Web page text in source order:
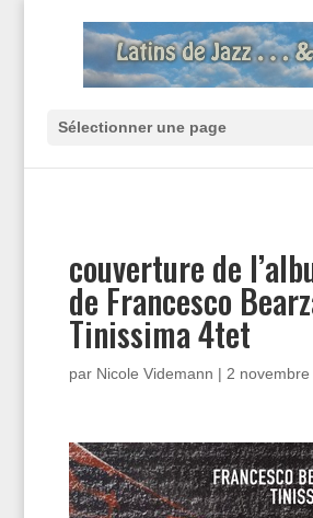
Sélectionner une page
couverture de
de Francesco
Tinissima 4tet
par Nicole Videmann | 2